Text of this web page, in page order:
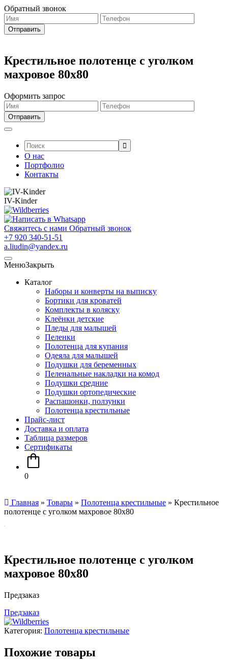
Обратный звонок
Крестильное полотенце с уголком
махровое 80х80
Оформить запрос
Поиск:
О нас
Портфолио
Контакты
IV-Kinder
Свяжитесь с нами Обратный звонок
+7 920 340-51-51
a.liudin@yandex.ru
МенюЗакрыть
Каталог
Наборы и конверты на выписку
Бортики для кроватей
Комплекты в коляску
Клеёнки детские
Пледы для малышей
Пеленки
Полотенца для купания
Одеяла для малышей
Подушки для беременных
Пеленальные накладки на комод
Подушки средние
Подушки ортопедические
Распашонки, ползунки
Полотенца крестильные
Прайс-лист
Доставка и оплата
Таблица размеров
Сертификаты
0
Главная » Товары » Полотенца крестильные » Крестильное
полотенце с уголком махровое 80х80
Крестильное полотенце с уголком
махровое 80х80
Предзаказ
Предзаказ
Категория: Полотенца крестильные
Похожие товары